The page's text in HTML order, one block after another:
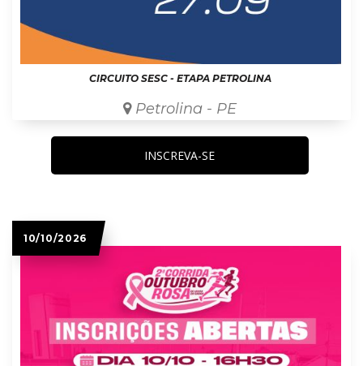
CIRCUITO SESC - ETAPA PETROLINA
Petrolina - PE
INSCREVA-SE
10/10/2026